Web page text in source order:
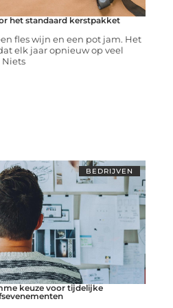
het standaard kerstpakket
fles wijn en een pot jam. Het
elk jaar opnieuw op veel
BEDRIJVEN
keuze voor tijdelijke